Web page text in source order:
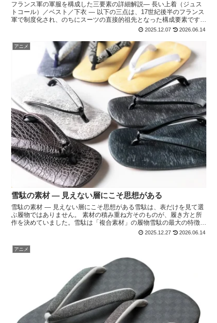
フランス軍の軍服を構成した三要素の詳細解説― 長い上着（ジュス
トコール）／ベスト／下衣 ― 以下の三点は、17世紀後半のフランス
軍で制度化され、のちにスーツの直接的祖先となった構成要素です。
重要なのは、これらが「流行服」ではなく、国家・軍事...
2025.12.07 2026.06.14
アニメ
雪駄の素材 ― 見えない層にこそ思想がある
雪駄の素材 ― 見えない層にこそ思想がある雪駄は、表だけを見て選
ぶ履物ではありません。 素材の積み重ね方そのものが、履き方と所
作を決めていました。雪駄は「複合素材」の履物雪駄の最大の特徴
は、 単一素材では成立しない点にあります。・ 天（足が...
2025.12.27 2026.06.14
アニメ